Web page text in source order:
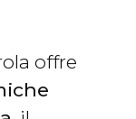
offre